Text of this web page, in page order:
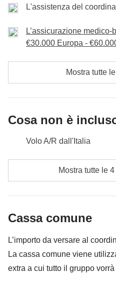
prevedibili ed esterni alla volontà
L'assistenza del
L’assicurazione
€30.000 Europa -
Mostra tutte
Cosa non è
Volo A/R dall'Italia
Pasti e bevande dove
infilare nello zaino
Tutto ciò che non è
Mostra tutte le
Cassa comune
L’importo da versare al
La cassa comune viene
extra a cui tutto il gruppo